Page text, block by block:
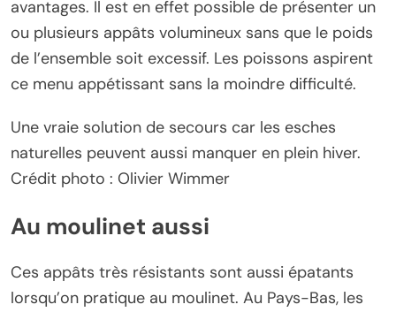
avantages. Il est en effet possible de présenter un
ou plusieurs appâts volumineux sans que le poids
de l’ensemble soit excessif. Les poissons aspirent
ce menu appétissant sans la moindre difficulté.
Une vraie solution de secours car les esches
naturelles peuvent aussi manquer en plein hiver.
Crédit photo : Olivier Wimmer
Au moulinet aussi
Ces appâts très résistants sont aussi épatants
lorsqu’on pratique au moulinet. Au Pays-Bas, les